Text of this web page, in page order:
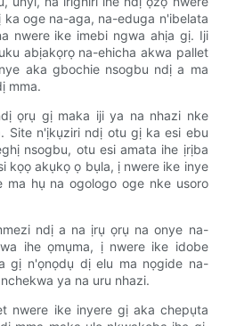
oge na-aga, na-eduga n'ibelata
nwere ike imebi ngwa ahịa gị. Iji
abịakọrọ na-ehicha akwa pallet
aka gbochie nsogbu ndị a ma
mma.
ọrụ gị maka iji ya na nhazi nke
Site n'ịkụziri ndị otu gị ka esi ebu
nsogbu, otu esi amata ihe ịrịba
kọọ akụkọ ọ bụla, ị nwere ike inye
ma hụ na ogologo oge nke usoro
ndị a na ịrụ ọrụ na onye na-
ihe ọmụma, ị nwere ike idobe
gị n'ọnọdụ dị elu ma nọgide na-
ya na uru nhazi.
nwere ike inyere gị aka chepụta